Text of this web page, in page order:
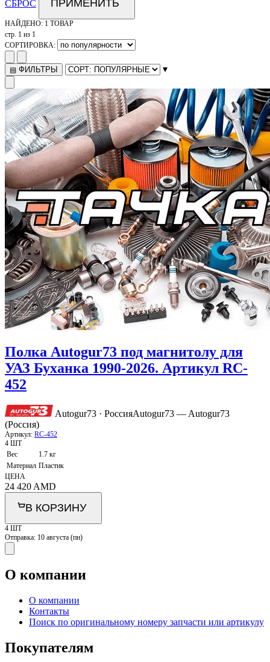
СБРОС ПРИМЕНИТЬ
НАЙДЕНО: 1 ТОВАР
стр. 1 из 1
СОРТИРОВКА:
▤ ФИЛЬТРЫ ▾
Полка Autogur73 под магнитолу для
УАЗ Буханка 1990-2026. Артикул RC-
452
Autogur73 · РоссияAutogur73 — Autogur73
(Россия)
Артикул: RC-452
4 ШТ
Вес
1.7 кг
Материал Пластик
ЦЕНА
24 420 AMD
В КОРЗИНУ
4 ШТ
Отправка: 10 августа (пн)
О компании
О компании
Контакты
Поиск по оригинальному номеру запчасти или артикулу
Покупателям